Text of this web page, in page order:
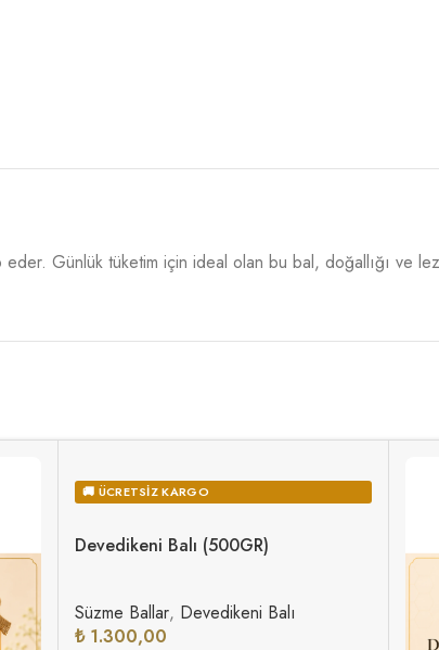
Günlük tüketim için ideal olan bu bal, doğallığı ve
🚚 ÜCRETSIZ KARGO
Devedikeni Balı (500GR)
Süzme Ballar, Devedikeni Balı
₺1.300,00